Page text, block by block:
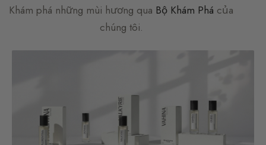
Khám phá những mùi hương qua Bộ Khám Phá của
chúng tôi.